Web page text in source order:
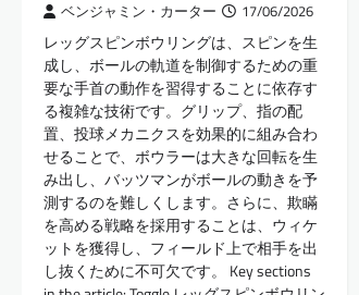
ベンジャミン・カーター 17/06/2026
レッグスピンボウリングは、スピンを生
成し、ボールの軌道を制御するための重
要な手首の動作を習得することに依存す
る複雑な技術です。グリップ、指の配
置、投球メカニクスを効果的に組み合わ
せることで、ボウラーは大きな回転を生
み出し、バッツマンがボールの動きを予
測するのを難しくします。さらに、欺瞞
を高める戦略を採用することは、ウィケ
ットを獲得し、フィールド上で相手を出
し抜くために不可欠です。 Key sections